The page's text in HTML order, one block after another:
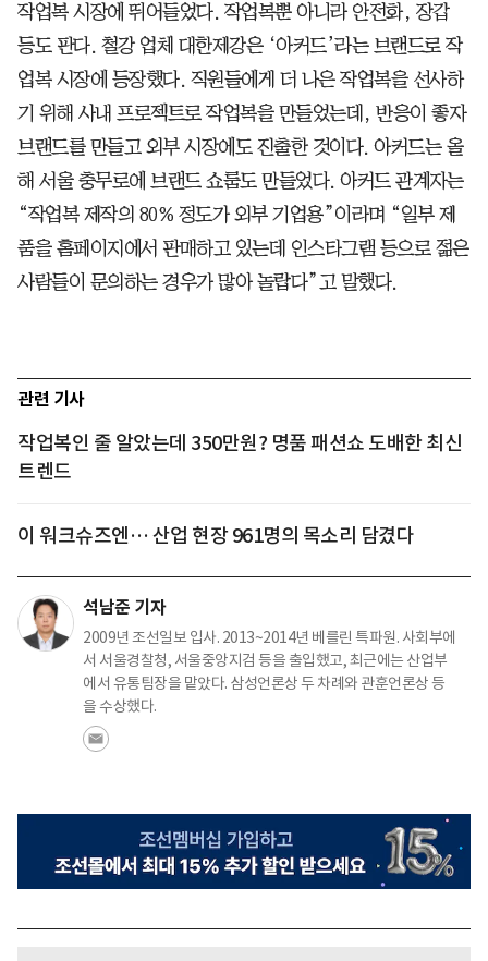
작업복 시장에 뛰어들었다. 작업복뿐 아니라 안전화, 장갑
등도 판다. 철강 업체 대한제강은 ‘아커드’라는 브랜드로 작
업복 시장에 등장했다. 직원들에게 더 나은 작업복을 선사하
기 위해 사내 프로젝트로 작업복을 만들었는데, 반응이 좋자
브랜드를 만들고 외부 시장에도 진출한 것이다. 아커드는 올
해 서울 충무로에 브랜드 쇼룸도 만들었다. 아커드 관계자는
“작업복 제작의 80% 정도가 외부 기업용”이라며 “일부 제
품을 홈페이지에서 판매하고 있는데 인스타그램 등으로 젊은
사람들이 문의하는 경우가 많아 놀랍다”고 말했다.
관련 기사
작업복인 줄 알았는데 350만원? 명품 패션쇼 도배한 최신
트렌드
이 워크슈즈엔… 산업 현장 961명의 목소리 담겼다
석남준 기자
2009년 조선일보 입사. 2013~2014년 베를린 특파원. 사회부에
서 서울경찰청, 서울중앙지검 등을 출입했고, 최근에는 산업부
에서 유통팀장을 맡았다. 삼성언론상 두 차례와 관훈언론상 등
을 수상했다.